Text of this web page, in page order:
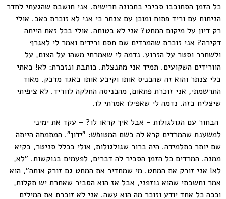
כל הזמן הסתובבו סביבי בתכונה חרישית. אני חושבת שהגעתי לחדר
הניתוח עם וריד פתוח ומוכן עם צנתר כי אני לא זוכרת כאב. אולי
רק דיון על מיקום המחט? אני לא בטוחה. אולי בכל זאת הייתה
דקירה? אני זוכרת שהמרדים שם חסם ורידים ואמר לי לאגרף
ולשחרר וסטר על הזרוע. נדמה לי שאמרתי משהו על הצום, על
הוורידים השקועים. תמיד אני מתנצלת. כותבת ונזכרת: לא! באתי
בלי צנתר והוא זה שהכניס אותו וקיבע אותו באגד מדבק. מאוד
התרשמתי, אני זוכרת פתאום, מהכניסה החלקה לווריד. לא ציפיתי
שיצליח בזה. נדמה לי שאפילו אמרתי לו.
הבחור עם הגולגולות – אבל איך קראו לו? – עקד את ימיני
למשענת שהמרדים קרא לה בשם המטופש: "ידון". המתמחה הייתה
שם יותר כתלמידה. היה ברור שגולגולות, אולי בכלל סניטר, בקיא
ממנה. המרדים כל הזמן הסביר לה דברים, לפעמים בנוקשות. "לא,
לא! אני זורק את המחט. מי שמחדיר את המחט גם זורק אותה", הוא
אמר וחשבתי שהוא נוזפני, אבל אז הוא הסביר שאחרת יש תקלות,
וככה כל אחד יודע וזוכר מה הוא עשה. אני לא זוכרת את המילים